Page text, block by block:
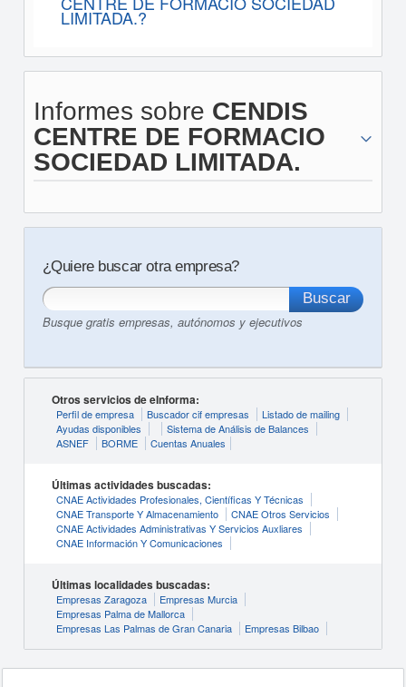
LIMITADA.?
Informes sobre CENDIS
CENTRE DE FORMACIO
SOCIEDAD LIMITADA.
¿Quiere buscar otra empresa?
Busque gratis empresas, autónomos y ejecutivos
Otros servicios de eInforma:
Perfil de empresa Buscador cif empresas
Listado de mailing
Ayudas disponibles
Sistema de Análisis de Balances
ASNEF
BORME Cuentas Anuales
Últimas actividades buscadas:
CNAE Actividades Profesionales, Científicas Y Técnicas
CNAE Transporte Y Almacenamiento
CNAE Otros Servicios
CNAE Actividades Administrativas Y Servicios Auxliares
CNAE Información Y Comunicaciones
Últimas localidades buscadas:
Empresas Zaragoza
Empresas Murcia
Empresas Palma de Mallorca
Empresas Las Palmas de Gran Canaria
Empresas Bilbao